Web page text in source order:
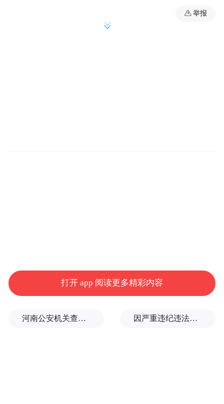
银行远程银行集中运营中心服务规范》建立
了远程银行流程作业管理机制，明确业务
举报
打开 app 阅读更多精彩内容
河南公安机关查实：“三支一扶”笔试存在规模性组织作弊犯罪 因严重违纪违法，金融监管总局原局长李云泽被罢免全国人大代表